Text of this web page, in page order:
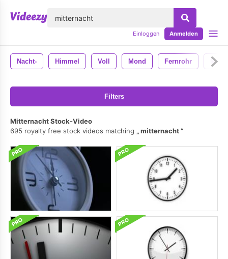
Einloggen Anmelden
Nacht- Himmel Voll Mond Fernrohr
Filters
Mitternacht Stock-Video
695 royalty free stock videos matching
mitternacht